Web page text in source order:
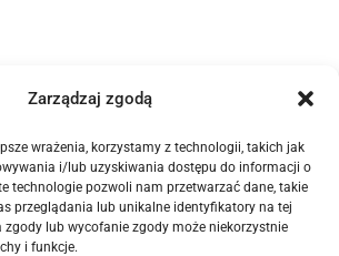
Zarządzaj zgodą
wrażenia, korzystamy z technologii, takich jak
i/lub uzyskiwania dostępu do informacji o
technologie pozwoli nam przetwarzać dane, takie
przeglądania lub unikalne identyfikatory na tej
zgody lub wycofanie zgody może niekorzystnie
i funkcje.
| POZELM | All Rights Reserved. |Polityka
|Polityka Plików Cookies (EU)
by reCAPTCHA and the GooglePrivacy Policy